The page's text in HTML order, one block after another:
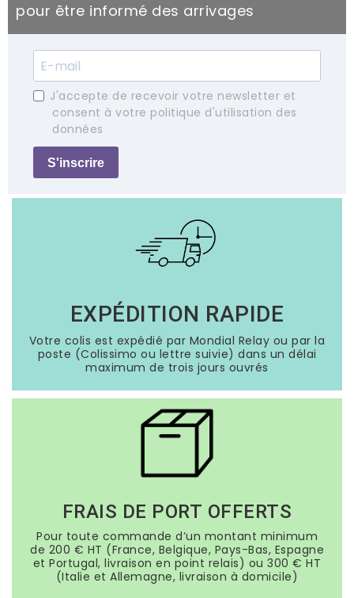
pour être informé des arrivages
J'accepte de recevoir votre newsletter et
consent à votre politique d'utilisation des
données
S'inscrire
EXPÉDITION RAPIDE
Votre colis est expédié par Mondial Relay ou par la
poste (Colissimo ou lettre suivie) dans un délai
maximum de trois jours ouvrés
FRAIS DE PORT OFFERTS
Pour toute commande d’un montant minimum
de 200 € HT (France, Belgique, Pays-Bas, Espagne
et Portugal, livraison en point relais) ou 300 € HT
(Italie et Allemagne, livraison à domicile)